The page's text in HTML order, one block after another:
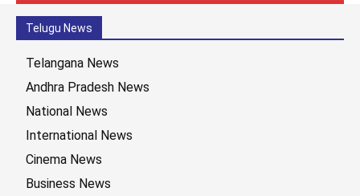
Telugu News
Telangana News
Andhra Pradesh News
National News
International News
Cinema News
Business News